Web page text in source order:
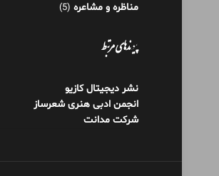
مناظره و مشاعره (5)
پیوندهای مرتبط
نشر دیجیتال کازیو
انجمن ادبی هنری شعرساز
شرکت مدانت